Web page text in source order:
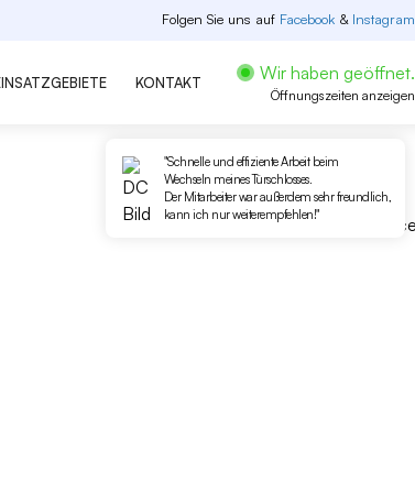
Folgen Sie uns auf Facebook & Instagram
KONTAKT Wir haben geöffnet.
Öffnungszeiten anzeigen
"Schnelle und effiziente Arbeit beim
Wechseln meines Türschlosses.
Der Mitarbeiter war außerdem sehr freundlich,
kann ich nur weiterempfehlen!"